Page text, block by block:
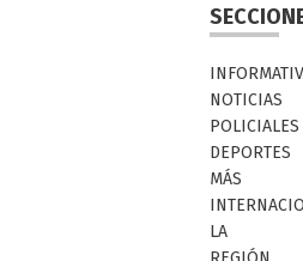
NOTICIAS
POLICIALES
DEPORTES
MÁS
LA